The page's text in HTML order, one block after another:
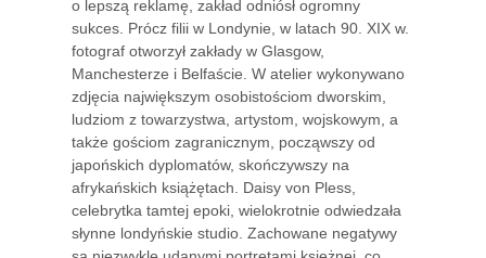
o lepszą reklamę, zakład odniósł ogromny
sukces. Prócz filii w Londynie, w latach 90. XIX w.
fotograf otworzył zakłady w Glasgow,
Manchesterze i Belfaście. W atelier wykonywano
zdjęcia największym osobistościom dworskim,
ludziom z towarzystwa, artystom, wojskowym, a
także gościom zagranicznym, począwszy od
japońskich dyplomatów, skończywszy na
afrykańskich książętach. Daisy von Pless,
celebrytka tamtej epoki, wielokrotnie odwiedzała
słynne londyńskie studio. Zachowane negatywy